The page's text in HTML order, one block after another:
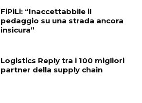
FiPiLi: “Inaccettabbile il
pedaggio su una strada ancora
insicura”
Logistics Reply tra i 100 migliori
partner della supply chain